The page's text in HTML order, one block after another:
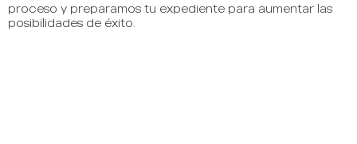
proceso y preparamos tu expediente para aumentar las
posibilidades de éxito.